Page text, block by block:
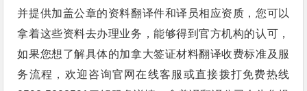
并提供加盖公章的资料翻译件和译员相应资质，您可以
拿着这些资料去办理业务，能够得到官方机构的认可，
如果您想了解具体的加拿大签证材料翻译收费标准及服
务流程，欢迎咨询官网在线客服或直接拨打免费热线